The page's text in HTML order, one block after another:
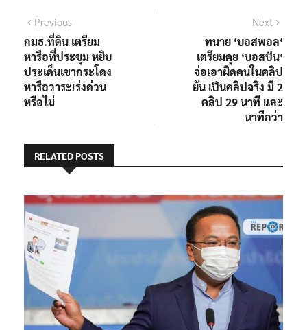
แนะแนว
เรื่อง
PreviousPrevious
post:
กมธ.ที่ดิน เตรียม
หารือที่ประชุม หยิบ
ประเด็นเขากระโดง
หารือวาระเร่งด่วน
หรือไม่
Next
ทนาย ‘บอสพอล‘
เตรียมคุย ‘บอสปัน‘
จ่อเอาผิดคนในคลิป
ยัน เป็นคลิปจริง มี 2
คลิป 29 นาที และ
นาทีกว่า
RELATED POSTS